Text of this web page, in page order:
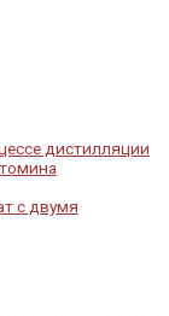
дистилляции
с двумя